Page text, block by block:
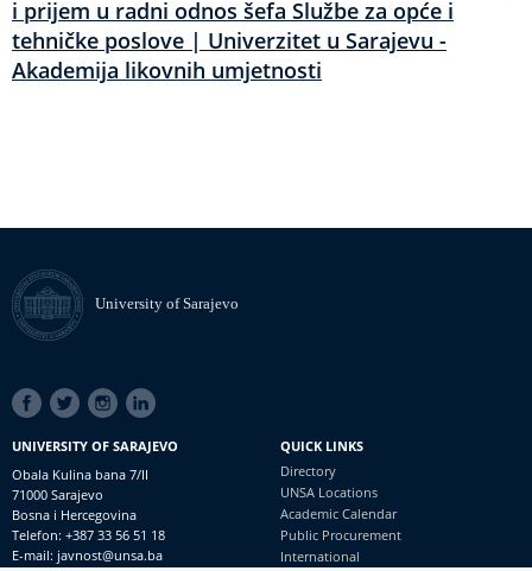
i prijem u radni odnos šefa Službe za opće i
tehničke poslove | Univerzitet u Sarajevu -
Akademija likovnih umjetnosti
University of Sarajevo
SOCIAL
LINKS
UNIVERSITY OF SARAJEVO
Obala Kulina bana 7/II
71000 Sarajevo
Bosna i Hercegovina
Telefon: +387 33 56 51 18
E-mail: javnost@unsa.ba
QUICK LINKS
Directory
UNSA Locations
Academic Calendar
Public Procurement
International